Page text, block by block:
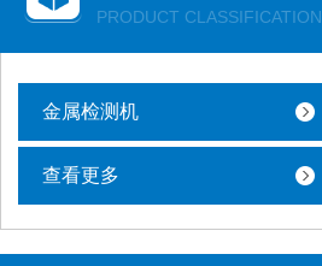
PRODUCT CLASSIFICATION
金属检测机
查看更多